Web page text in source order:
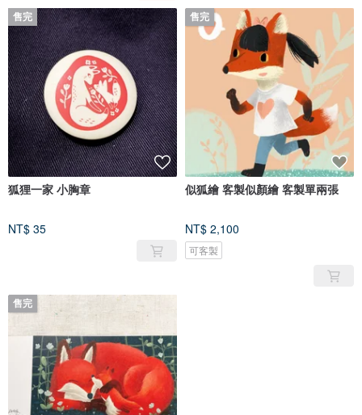
售完
狐狸一家 小胸章
NT$ 35
售完
似狐繪 客製似顏繪 客製單兩張
NT$ 2,100
可客製
售完